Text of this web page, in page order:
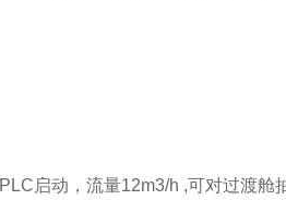
PLC 启动，流量12m3/h ,可对过渡舱